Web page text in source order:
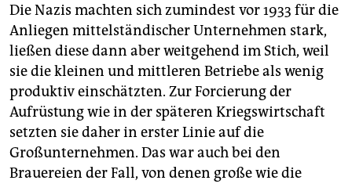
Die Nazis machten sich zumindest vor 1933 für die
Anliegen mittelständischer Unternehmen stark,
ließen diese dann aber weitgehend im Stich, weil
sie die kleinen und mittleren Betriebe als wenig
produktiv einschätzten. Zur Forcierung der
Aufrüstung wie in der späteren Kriegswirtschaft
setzten sie daher in erster Linie auf die
Großunternehmen. Das war auch bei den
Brauereien der Fall, von denen große wie die